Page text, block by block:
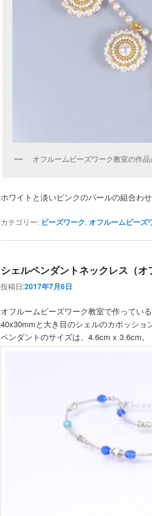
オフルームビーズワーク教室の作品
ホワイトと淡いピンクのパールの組合わ
カテゴリー: ビーズワーク, オフルームビーズ
シェルペンダントネックレス（オ
投稿日:2017年7月6日
オフルームビーズワーク教室で作っている
40x30mmと大き目のシェルのカボッショ
ペンダントのサイズは、4.6cm x 3.6cm。